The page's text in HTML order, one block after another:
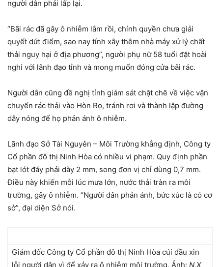
người dân phải lấp lại.
“Bãi rác đã gây ô nhiễm lắm rồi, chính quyền chưa giải
quyết dứt điểm, sao nay tính xây thêm nhà máy xử lý chất
thải nguy hại ở địa phương”, người phụ nữ 58 tuổi đặt hoài
nghi với lãnh đạo tỉnh và mong muốn đóng cửa bãi rác.
Người dân cũng đề nghị tỉnh giám sát chặt chẽ về việc vận
chuyển rác thải vào Hòn Rọ, tránh rơi và thành lập đường
dây nóng để họ phản ánh ô nhiễm.
Lãnh đạo Sở Tài Nguyên – Môi Trường khẳng định, Công ty
Cổ phần đô thị Ninh Hòa có nhiều vi phạm. Quy định phần
bạt lót đáy phải dày 2 mm, song đơn vị chỉ dùng 0,7 mm.
Điều này khiến mỗi lúc mưa lớn, nước thải tràn ra môi
trường, gây ô nhiễm. “Người dân phản ánh, bức xúc là có cơ
sở”, đại diện Sở nói.
Giám đốc Công ty Cổ phần đô thị Ninh Hòa cúi đầu xin
lỗi người dân vì để xảy ra ô nhiễm môi trường. Ảnh: N.X